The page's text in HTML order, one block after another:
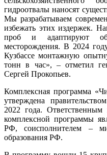
гидроотвалы наносят
Мы разрабатываем
избежать этих издержек.
проб и адаптируют
месторождения. В 2024
Кузбассе монтажную
тонн в час», – отметил
Сергей Прокопьев.
Комплексная программа
утверждена
2022 года.
комплексной программы
РФ, соисполнителем –
образования РФ.